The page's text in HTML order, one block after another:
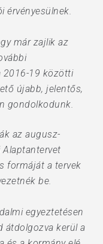
érvényesülnek.
már zajlik az
2016-19 közötti
újabb, jelentős,
gondolkodunk.
az augusz­
formáját a tervek
be.
egyeztetésen
átdolgozva kerül a